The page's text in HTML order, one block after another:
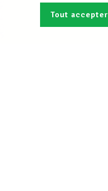
Tout accepter